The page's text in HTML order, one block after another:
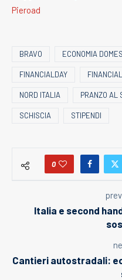
Pieroad
BRAVO ECONOMIA
FINANCIALDAY
NORD ITALIA PRANZO AL
SCHISCIA STIPENDI
0
Italia e second
Cantieri autostradali: